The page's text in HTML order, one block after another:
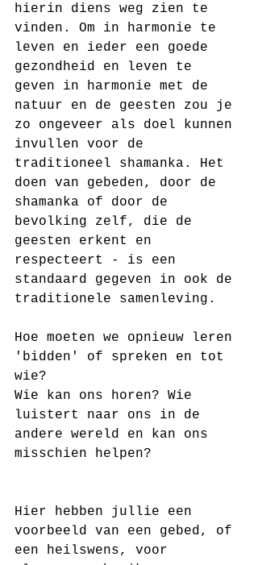
hierin diens weg zien te
vinden. Om in harmonie te
leven en ieder een goede
gezondheid en leven te
geven in harmonie met de
natuur en de geesten zou je
zo ongeveer als doel kunnen
invullen voor de
traditioneel shamanka. Het
doen van gebeden, door de
shamanka of door de
bevolking zelf, die de
geesten erkent en
respecteert - is een
standaard gegeven in ook de
traditionele samenleving.
Hoe moeten we opnieuw leren
'bidden' of spreken en tot
wie?
Wie kan ons horen? Wie
luistert naar ons in de
andere wereld en kan ons
misschien helpen?
Hier hebben jullie een
voorbeeld van een gebed, of
een heilswens, voor